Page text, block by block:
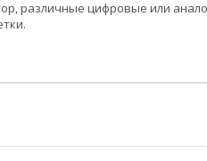
различные цифровые или